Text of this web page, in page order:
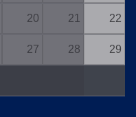
20 21 22
27 28 29